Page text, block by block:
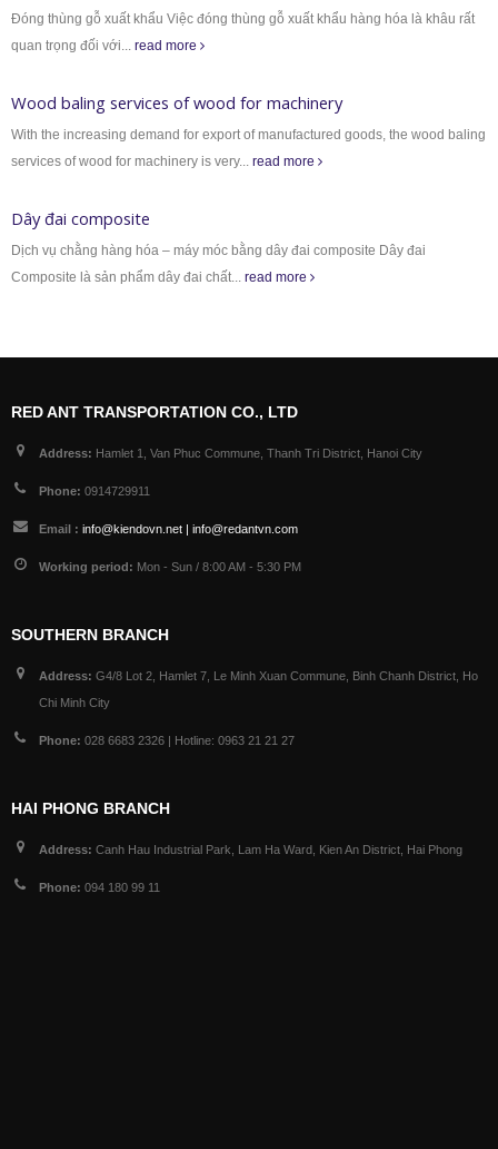
Đóng thùng gỗ xuất khẩu Việc đóng thùng gỗ xuất khẩu hàng hóa là khâu rất
quan trọng đối với... read more
Wood baling services of wood for machinery
With the increasing demand for export of manufactured goods, the wood baling
services of wood for machinery is very... read more
Dây đai composite
Dịch vụ chằng hàng hóa – máy móc bằng dây đai composite Dây đai
Composite là sản phẩm dây đai chất... read more
RED ANT TRANSPORTATION CO., LTD
Address: Hamlet 1, Van Phuc Commune, Thanh Tri District, Hanoi City
Phone: 0914729911
Email : info@kiendovn.net | info@redantvn.com
Working period: Mon - Sun / 8:00 AM - 5:30 PM
SOUTHERN BRANCH
Address: G4/8 Lot 2, Hamlet 7, Le Minh Xuan Commune, Binh Chanh District, Ho
Chi Minh City
Phone: 028 6683 2326 | Hotline: 0963 21 21 27
HAI PHONG BRANCH
Address: Canh Hau Industrial Park, Lam Ha Ward, Kien An District, Hai Phong
Phone: 094 180 99 11